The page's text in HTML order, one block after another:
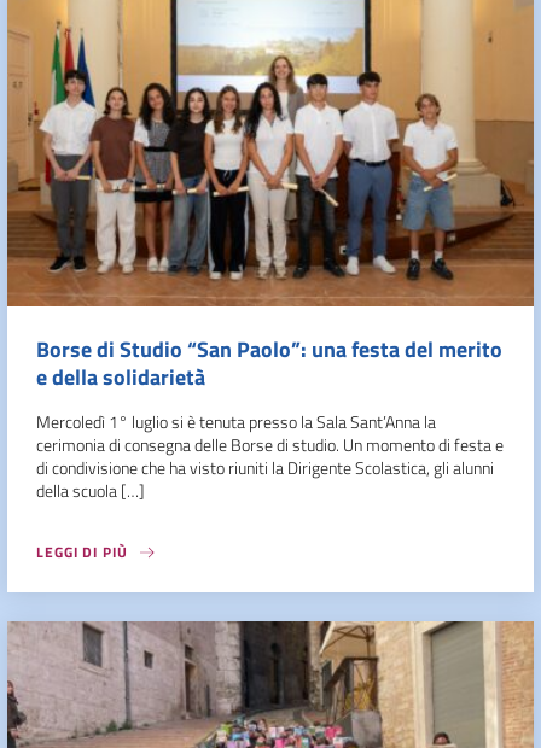
Borse di Studio “San Paolo”: una festa del merito
e della solidarietà
Mercoledì 1° luglio si è tenuta presso la Sala Sant’Anna la
cerimonia di consegna delle Borse di studio. Un momento di festa e
di condivisione che ha visto riuniti la Dirigente Scolastica, gli alunni
della scuola […]
LEGGI DI PIÙ